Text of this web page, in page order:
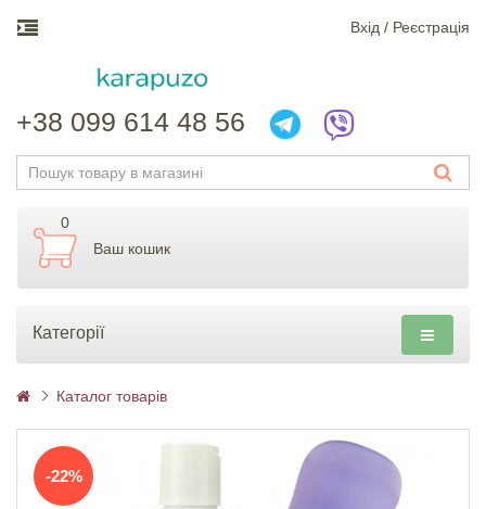
Вхiд / Реєстрація
+38 099 614 48 56
0
Ваш кошик
Категорії
Каталог товарів
-22%